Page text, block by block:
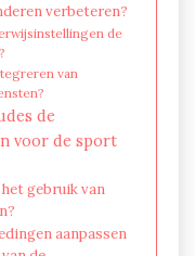
verbeteren?
de
van
de
voor de sport
gebruik van
aanpassen